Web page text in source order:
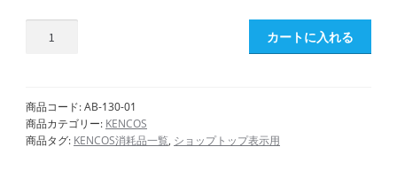
カートに入れる
商品コード:AB-130-01
商品カテゴリー: KENCOS
商品タグ: KENCOS消耗品一覧, ショップトップ表示用